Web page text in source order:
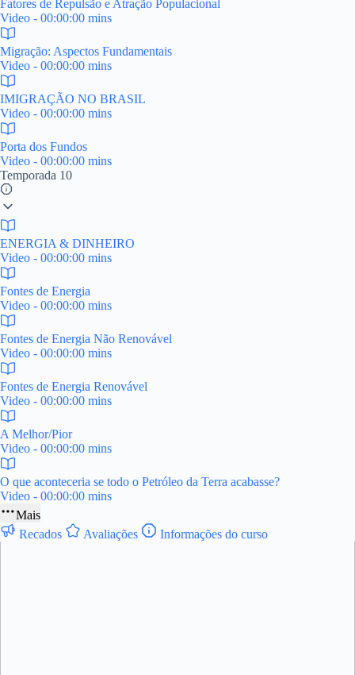
Fatores de Repulsão e Atração Populacional
Video - 00:00:00 mins
Migração: Aspectos Fundamentais
Video - 00:00:00 mins
IMIGRAÇÃO NO BRASIL
Video - 00:00:00 mins
Porta dos Fundos
Video - 00:00:00 mins
Temporada 10
ENERGIA & DINHEIRO
Video - 00:00:00 mins
Fontes de Energia
Video - 00:00:00 mins
Fontes de Energia Não Renovável
Video - 00:00:00 mins
Fontes de Energia Renovável
Video - 00:00:00 mins
A Melhor/Pior
Video - 00:00:00 mins
O que aconteceria se todo o Petróleo da Terra acabasse?
Video - 00:00:00 mins
Mais
Recados
Avaliações Informações do curso